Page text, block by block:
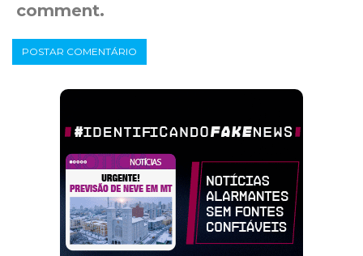
comment.